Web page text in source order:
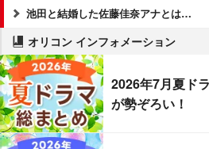
池田と結婚した佐藤佳奈アナとは…
オリコン インフォメーション
2026年7月夏ド
が勢ぞろい！